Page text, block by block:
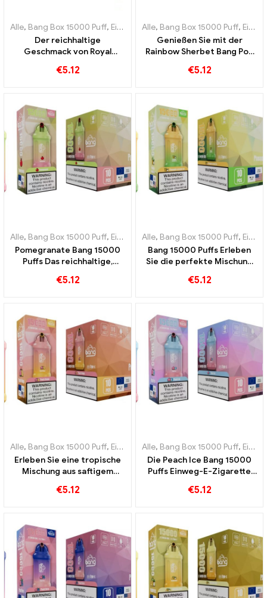
Alle, Bang Box 15000 Puff, Einweg-E-Zigaretten Schweden ,
Der reichhaltige
Geschmack von Royal
eine wahre Hommage an die
€5.12
Alle, Bang Box 15000 Puff, Einweg-E-Zigaretten Schweden
Genießen Sie mit der
Rainbow Sherbet Bang Pod
einer Vielzahl fruchtiger
€5.12
Alle, Bang Box 15000 Puff, Einweg-E-Zigaretten Schweden ,
Pomegranate Bang 15000
Puffs Das reichhaltige,
Granatapfel zum Genießen
€5.12
Alle, Bang Box 15000 Puff, Einweg-E-Zigaretten Schweden
Bang 15000 Puffs Erleben
Sie die perfekte Mischung
cremiger Kokosnuss
€5.12
Alle, Bang Box 15000 Puff, Einweg-E-Zigaretten Schweden ,
Erleben Sie eine tropische
Mischung aus saftigem
mit der Einweg-E-Zigarette
€5.12
Alle, Bang Box 15000 Puff, Einweg-E-Zigaretten Schweden
Die Peach Ice Bang 15000
Puffs Einweg-E-Zigarette
Pfirsich mit der
€5.12